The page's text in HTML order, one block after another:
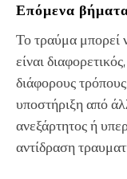
Επόμενα
Το τραύμα μπορεί
είναι
διάφορους
υποστήριξη από
ανεξάρτητος ή
αντίδραση